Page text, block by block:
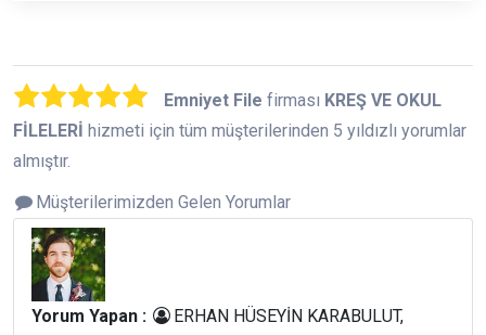
Emniyet File firması KREŞ VE OKUL
FİLELERİ hizmeti için tüm müşterilerinden 5 yıldızlı yorumlar
almıştır.
Müşterilerimizden Gelen Yorumlar
Yorum Yapan :
ERHAN HÜSEYİN KARABULUT,